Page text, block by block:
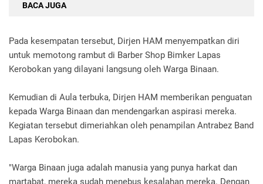
BACA JUGA
Pada kesempatan tersebut, Dirjen HAM menyempatkan diri
untuk memotong rambut di Barber Shop Bimker Lapas
Kerobokan yang dilayani langsung oleh Warga Binaan.
Kemudian di Aula terbuka, Dirjen HAM memberikan penguatan
kepada Warga Binaan dan mendengarkan aspirasi mereka.
Kegiatan tersebut dimeriahkan oleh penampilan Antrabez Band
Lapas Kerobokan.
"Warga Binaan juga adalah manusia yang punya harkat dan
martabat, mereka sudah menebus kesalahan mereka. Dengan